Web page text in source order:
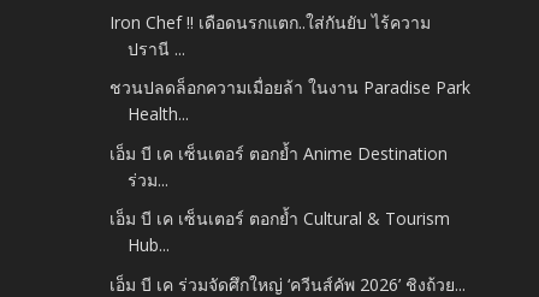
Iron Chef !! เดือดนรกแตก..ใส่กันยับ ไร้ความ
ปรานี ...
ชวนปลดล็อกความเมื่อยล้า ในงาน Paradise Park
Health...
เอ็ม บี เค เซ็นเตอร์ ตอกย้ำ Anime Destination
ร่วม...
เอ็ม บี เค เซ็นเตอร์ ตอกย้ำ Cultural & Tourism
Hub...
เอ็ม บี เค ร่วมจัดศึกใหญ่ ‘ควีนส์คัพ 2026’ ชิงถ้วย...